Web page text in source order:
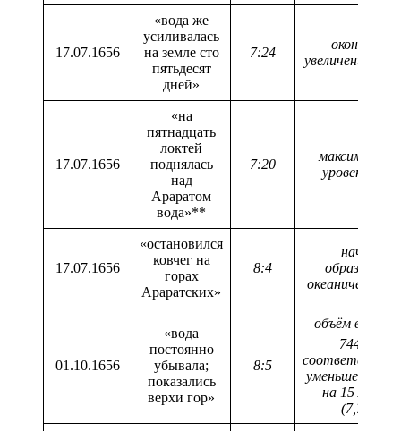
17.07.1656
«вода же
усиливалась
на земле сто
пятьдесят
дней»
7:24
окончание
увеличения
17.07.1656
«на
пятнадцать
локтей
поднялась
над
Араратом
вода»**
7:20
уровень
17.07.1656
«остановился
ковчег на
горах
Араратских»
8:4
начало
образование
океанического
01.10.1656
«вода
постоянно
убывала;
показались
верхи гор»
8:5
объём воды
744км
уменьшению
на 15 локтей
(7,77м)